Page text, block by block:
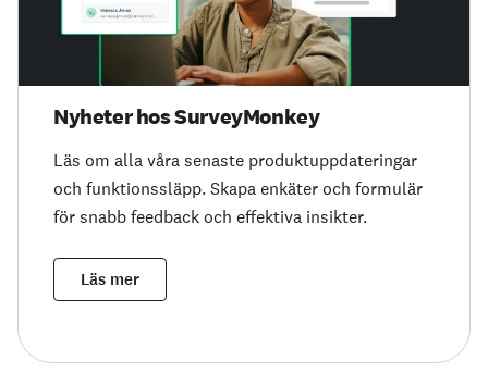
Nyheter hos SurveyMonkey
Läs om alla våra senaste produktuppdateringar
och funktionssläpp. Skapa enkäter och formulär
för snabb feedback och effektiva insikter.
Läs mer